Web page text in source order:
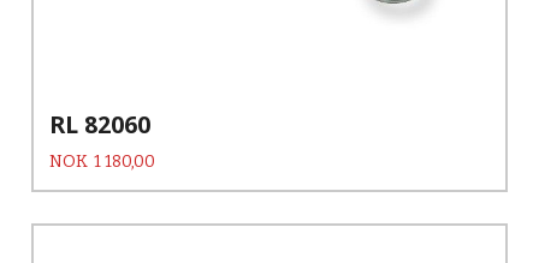
RL 82060
Pris
NOK 1 180,00